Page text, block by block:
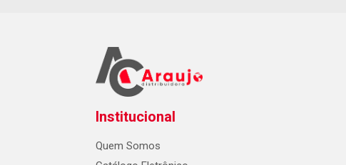
Institucional
Quem Somos